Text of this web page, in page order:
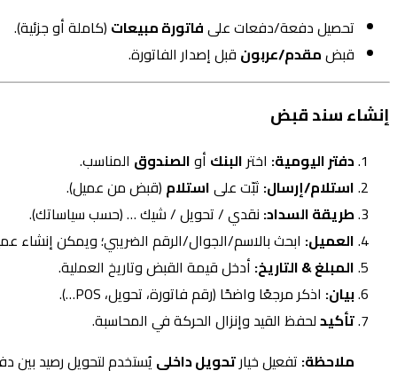
تحصيل دفعة/دفعات علىفاتورة مبيعات (كاملة أو جزئية).
قبضمقدم/عربون قبل إصدار الفاتورة.
إنشاء سند قبض
دفتر اليومية: اخترالبنك أوالصندوق المناسب.
استلام/إرسال: ثبّت علىاستلام (قبض من عميل).
طريقة السداد: نقدي / تحويل / شيك … (حسب سياساتك).
العميل: ابحث بالاسم/الجوال/الرقم الضريبي؛ ويمكن إنشاء
المبلغ & التاريخ: أدخل قيمة القبض وتاريخ العملية.
بيان: اذكر مرجعًا واضحًا (رقم فاتورة، تحويل، POS…).
تأكيدلحفظ القيد وإنزال الحركة في المحاسبة.
ملاحظة: تفعيل خيارتحويل داخلييُستخدم لتحويل رصيد بين